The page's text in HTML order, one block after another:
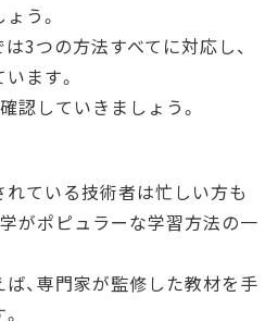
う。
3つの方法すべてに対応し、
ます。
認していきましょう。
ている技術者は忙しい方も
がポピュラーな学習方法の一
、専門家が監修した教材を手